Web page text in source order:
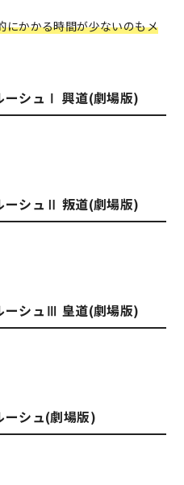
にかかる時間が少ないのもメ
ーシュⅠ 興道(劇場版)
ーシュⅡ 叛道(劇場版)
ーシュⅢ 皇道(劇場版)
ーシュ(劇場版)